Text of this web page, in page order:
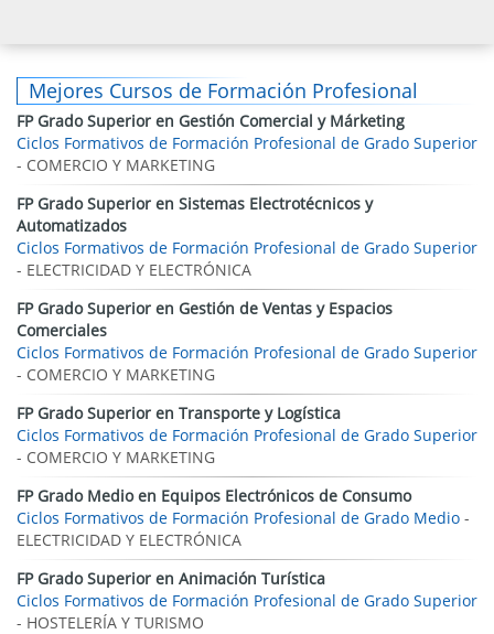
Mejores Cursos de Formación Profesional
FP Grado Superior en Gestión Comercial y Márketing
Ciclos Formativos de Formación Profesional de Grado Superior
- COMERCIO Y MARKETING
FP Grado Superior en Sistemas Electrotécnicos y
Automatizados
Ciclos Formativos de Formación Profesional de Grado Superior
- ELECTRICIDAD Y ELECTRÓNICA
FP Grado Superior en Gestión de Ventas y Espacios
Comerciales
Ciclos Formativos de Formación Profesional de Grado Superior
- COMERCIO Y MARKETING
FP Grado Superior en Transporte y Logística
Ciclos Formativos de Formación Profesional de Grado Superior
- COMERCIO Y MARKETING
FP Grado Medio en Equipos Electrónicos de Consumo
Ciclos Formativos de Formación Profesional de Grado Medio -
ELECTRICIDAD Y ELECTRÓNICA
FP Grado Superior en Animación Turística
Ciclos Formativos de Formación Profesional de Grado Superior
- HOSTELERÍA Y TURISMO